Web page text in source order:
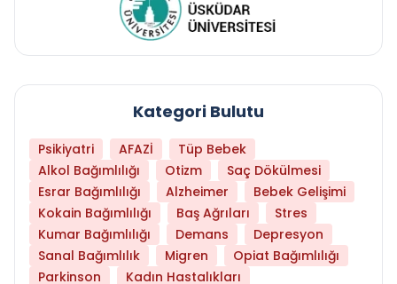
Kategori Bulutu
Psikiyatri AFAZİ
Tüp Bebek
Alkol Bağımlılığı
Otizm
Saç Dökülmesi
Esrar Bağımlılığı
Alzheimer
Bebek Gelişimi
Kokain Bağımlılığı
Baş Ağrıları
Stres
Kumar Bağımlılığı
Demans
Depresyon
Sanal Bağımlılık
Migren
Opiat Bağımlılığı
Parkinson
Kadın Hastalıkları